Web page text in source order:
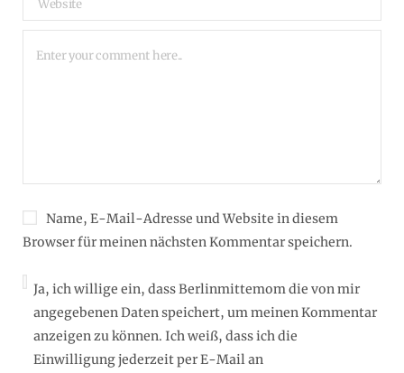
Name, E-Mail-Adresse und Website in diesem
Browser für meinen nächsten Kommentar speichern.
Ja, ich willige ein, dass Berlinmittemom die von mir
angegebenen Daten speichert, um meinen Kommentar
anzeigen zu können. Ich weiß, dass ich die
Einwilligung jederzeit per E-Mail an